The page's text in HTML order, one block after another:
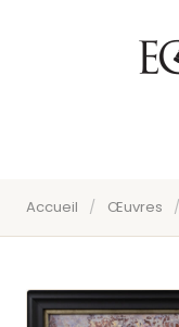
Accueil / Œuvres /